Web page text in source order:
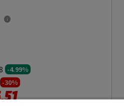
-4.99%
da
-30%